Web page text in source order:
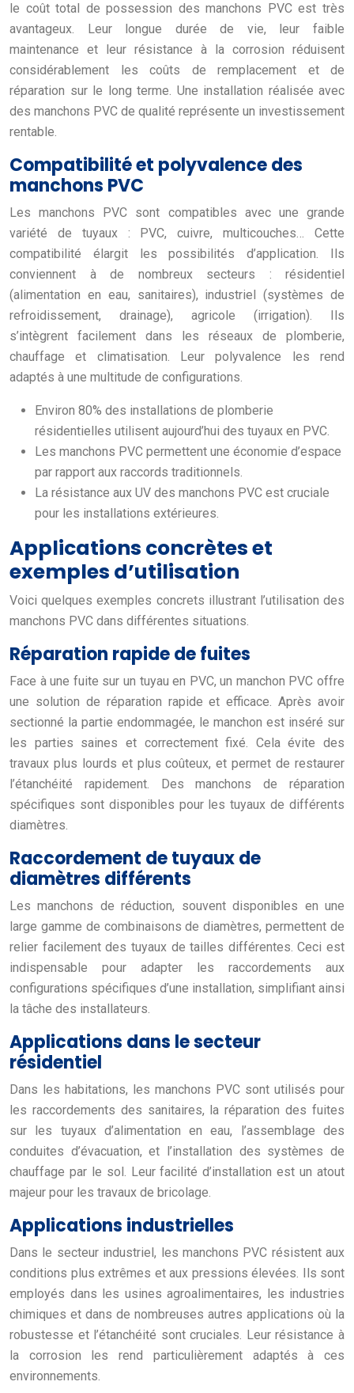
le coût total de possession des manchons PVC est très
avantageux. Leur longue durée de vie, leur faible
maintenance et leur résistance à la corrosion réduisent
considérablement les coûts de remplacement et de
réparation sur le long terme. Une installation réalisée avec
des manchons PVC de qualité représente un investissement
rentable.
Compatibilité et polyvalence des
manchons PVC
Les manchons PVC sont compatibles avec une grande
variété de tuyaux : PVC, cuivre, multicouches… Cette
compatibilité élargit les possibilités d’application. Ils
conviennent à de nombreux secteurs : résidentiel
(alimentation en eau, sanitaires), industriel (systèmes de
refroidissement, drainage), agricole (irrigation). Ils
s’intègrent facilement dans les réseaux de plomberie,
chauffage et climatisation. Leur polyvalence les rend
adaptés à une multitude de configurations.
Environ 80% des installations de plomberie
résidentielles utilisent aujourd’hui des tuyaux en PVC.
Les manchons PVC permettent une économie d’espace
par rapport aux raccords traditionnels.
La résistance aux UV des manchons PVC est cruciale
pour les installations extérieures.
Applications concrètes et
exemples d’utilisation
Voici quelques exemples concrets illustrant l’utilisation des
manchons PVC dans différentes situations.
Réparation rapide de fuites
Face à une fuite sur un tuyau en PVC, un manchon PVC offre
une solution de réparation rapide et efficace. Après avoir
sectionné la partie endommagée, le manchon est inséré sur
les parties saines et correctement fixé. Cela évite des
travaux plus lourds et plus coûteux, et permet de restaurer
l’étanchéité rapidement. Des manchons de réparation
spécifiques sont disponibles pour les tuyaux de différents
diamètres.
Raccordement de tuyaux de
diamètres différents
Les manchons de réduction, souvent disponibles en une
large gamme de combinaisons de diamètres, permettent de
relier facilement des tuyaux de tailles différentes. Ceci est
indispensable pour adapter les raccordements aux
configurations spécifiques d’une installation, simplifiant ainsi
la tâche des installateurs.
Applications dans le secteur
résidentiel
Dans les habitations, les manchons PVC sont utilisés pour
les raccordements des sanitaires, la réparation des fuites
sur les tuyaux d’alimentation en eau, l’assemblage des
conduites d’évacuation, et l’installation des systèmes de
chauffage par le sol. Leur facilité d’installation est un atout
majeur pour les travaux de bricolage.
Applications industrielles
Dans le secteur industriel, les manchons PVC résistent aux
conditions plus extrêmes et aux pressions élevées. Ils sont
employés dans les usines agroalimentaires, les industries
chimiques et dans de nombreuses autres applications où la
robustesse et l’étanchéité sont cruciales. Leur résistance à
la corrosion les rend particulièrement adaptés à ces
environnements.